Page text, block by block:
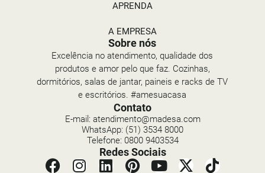
APRENDA
A EMPRESA
Sobre nós
Excelência no atendimento, qualidade dos
produtos e amor pelo que faz. Cozinhas,
dormitórios, salas de jantar, paineis e racks de TV
e escritórios. #amesuacasa
Contato
E-mail: atendimento@madesa.com
WhatsApp: (51) 3534 8000
Telefone: 0800 9403534
Redes Sociais